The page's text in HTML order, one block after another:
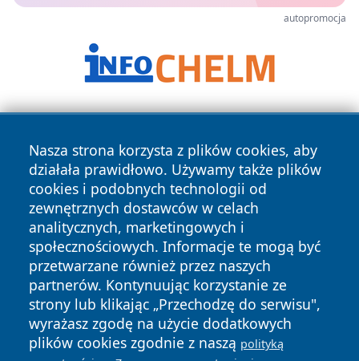
autopromocja
Nasza strona korzysta z plików cookies, aby
działała prawidłowo. Używamy także plików
cookies i podobnych technologii od
zewnętrznych dostawców w celach
analitycznych, marketingowych i
społecznościowych. Informacje te mogą być
przetwarzane również przez naszych
partnerów. Kontynuując korzystanie ze
strony lub klikając „Przechodzę do serwisu",
wyrażasz zgodę na użycie dodatkowych
plików cookies zgodnie z naszą polityką
Copyright © 2026 zawiercieonline.pl Wszystkie prawa
zastrzeżone.
News Autorzy
Polityka
Prywatności
Polityka
Cookies